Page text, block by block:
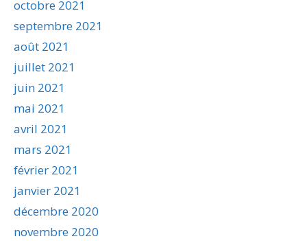
octobre 2021
septembre 2021
août 2021
juillet 2021
juin 2021
mai 2021
avril 2021
mars 2021
février 2021
janvier 2021
décembre 2020
novembre 2020